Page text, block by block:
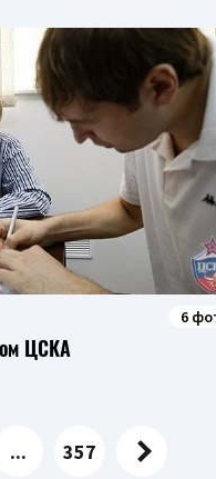
6
ЦСКА
... 357